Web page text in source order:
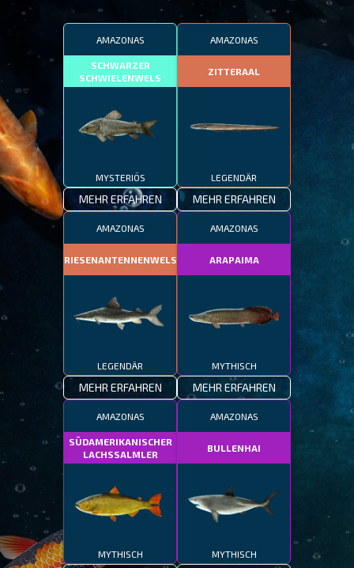
AMAZONAS
SCHWARZER
SCHWIELENWELS
MYSTERIÖS
MEHR ERFAHREN
AMAZONAS
ZITTERAAL
LEGENDÄR
MEHR ERFAHREN
AMAZONAS
RIESENANTENNENWELS
LEGENDÄR
MEHR ERFAHREN
AMAZONAS
ARAPAIMA
MYTHISCH
MEHR ERFAHREN
AMAZONAS
SÜDAMERIKANISCHER
LACHSSALMLER
MYTHISCH
AMAZONAS
BULLENHAI
MYTHISCH